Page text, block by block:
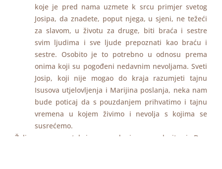
koje je pred nama uzmete k srcu primjer svetog
Josipa, da znadete, poput njega, u sjeni, ne težeći
za slavom, u životu za druge, biti braća i sestre
svim ljudima i sve ljude prepoznati kao braću i
sestre. Osobito je to potrebno u odnosu prema
onima koji su pogođeni nedavnim nevoljama. Sveti
Josip, koji nije mogao do kraja razumjeti tajnu
Isusova utjelovljenja i Marijina poslanja, neka nam
bude poticaj da s pouzdanjem prihvatimo i tajnu
vremena u kojem živimo i nevolja s kojima se
susrećemo.
Želimo vam s takvim pouzdanjem proslavite i Dan